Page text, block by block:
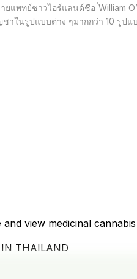
แพทย์ชาวไอร์แลนด์ชือ ่William
าในรูปแบบต่าง ๆมากกว่า 10 รูปแ
view medicinal
IN THAILAND